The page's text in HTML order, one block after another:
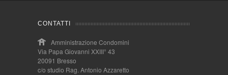
CONTATTI
Amministrazione Condomini
Via Papa Giovanni XXIII° 43
20091 Bresso
c/o studio Rag. Antonio Azzaretto